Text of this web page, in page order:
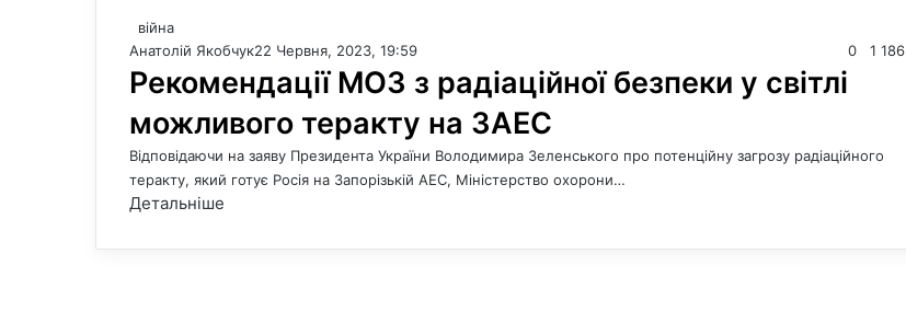
війна
Анатолій Якобчук22 Червня, 2023, 19:59 0 1 186
Рекомендації МОЗ з радіаційної безпеки у світлі
можливого теракту на ЗАЕС
Відповідаючи на заяву Президента України Володимира Зеленського про потенційну загрозу радіаційного
теракту, який готує Росія на Запорізькій АЕС, Міністерство охорони…
Детальніше